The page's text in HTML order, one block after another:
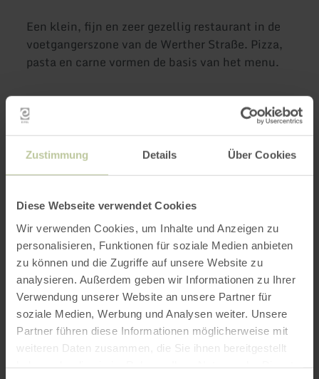
Zustimmung Details Über Cookies
Diese Webseite verwendet Cookies
Wir verwenden Cookies, um Inhalte und Anzeigen zu
personalisieren, Funktionen für soziale Medien anbieten
zu können und die Zugriffe auf unsere Website zu
analysieren. Außerdem geben wir Informationen zu Ihrer
Verwendung unserer Website an unsere Partner für
soziale Medien, Werbung und Analysen weiter. Unsere
Partner führen diese Informationen möglicherweise mit
weiteren Daten zusammen, die Sie ihnen bereitgestellt
Een klein, fijn en zeer gezellig restaurant in de
voetgangerszone van de Werther Straße. Pizza,
pasta en carne vormen de basis van het menu.
Meer informatie
Openingstijden
Kenmerken / bijzonderheden
Categorieën
Aantal zitplaatsen